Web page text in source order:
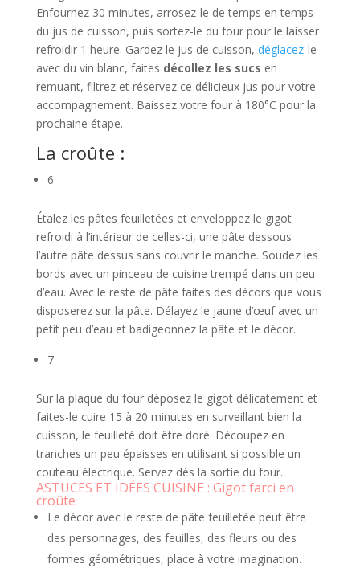
Enfournez 30 minutes, arrosez-le de temps en temps
du jus de cuisson, puis sortez-le du four pour le laisser
refroidir 1 heure. Gardez le jus de cuisson, déglacez-le
avec du vin blanc, faites décollez les sucs en
remuant, filtrez et réservez ce délicieux jus pour votre
accompagnement. Baissez votre four à 180°C pour la
prochaine étape.
La croûte :
6
Étalez les pâtes feuilletées et enveloppez le gigot
refroidi à l’intérieur de celles-ci, une pâte dessous
l’autre pâte dessus sans couvrir le manche. Soudez les
bords avec un pinceau de cuisine trempé dans un peu
d’eau. Avec le reste de pâte faites des décors que vous
disposerez sur la pâte. Délayez le jaune d’œuf avec un
petit peu d’eau et badigeonnez la pâte et le décor.
7
Sur la plaque du four déposez le gigot délicatement et
faites-le cuire 15 à 20 minutes en surveillant bien la
cuisson, le feuilleté doit être doré. Découpez en
tranches un peu épaisses en utilisant si possible un
couteau électrique. Servez dès la sortie du four.
ASTUCES ET IDÉES CUISINE : Gigot farci en
croûte
Le décor avec le reste de pâte feuilletée peut être
des personnages, des feuilles, des fleurs ou des
formes géométriques, place à votre imagination.